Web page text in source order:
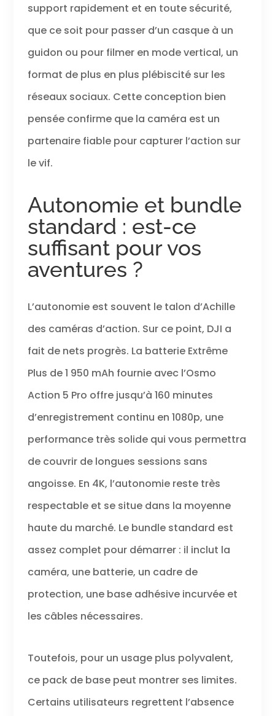
support rapidement et en toute sécurité,
que ce soit pour passer d’un casque à un
guidon ou pour filmer en mode vertical, un
format de plus en plus plébiscité sur les
réseaux sociaux. Cette conception bien
pensée confirme que la caméra est un
partenaire fiable pour capturer l’action sur
le vif.
Autonomie et bundle
standard : est-ce
suffisant pour vos
aventures ?
L’autonomie est souvent le talon d’Achille
des caméras d’action. Sur ce point, DJI a
fait de nets progrès. La batterie Extrême
Plus de 1 950 mAh fournie avec l’Osmo
Action 5 Pro offre jusqu’à 160 minutes
d’enregistrement continu en 1080p, une
performance très solide qui vous permettra
de couvrir de longues sessions sans
angoisse. En 4K, l’autonomie reste très
respectable et se situe dans la moyenne
haute du marché. Le bundle standard est
assez complet pour démarrer : il inclut la
caméra, une batterie, un cadre de
protection, une base adhésive incurvée et
les câbles nécessaires.
Toutefois, pour un usage plus polyvalent,
ce pack de base peut montrer ses limites.
Certains utilisateurs regrettent l’absence